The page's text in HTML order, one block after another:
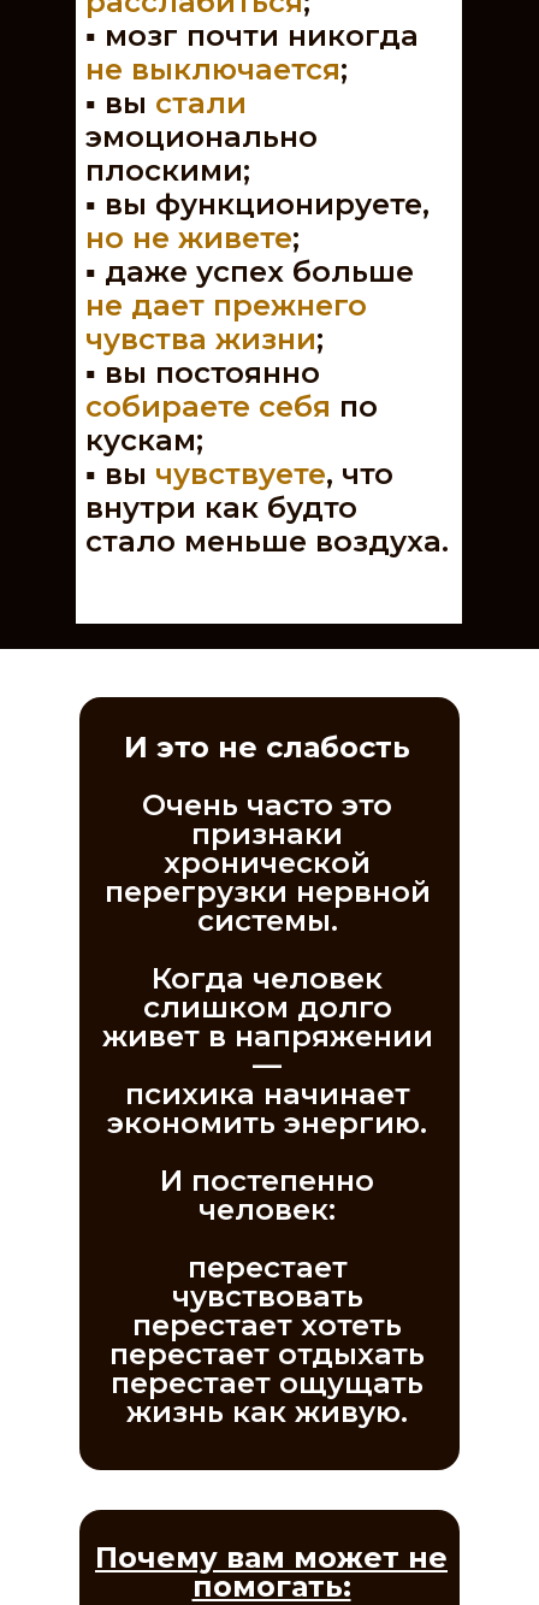
▪️ мозг почти никогда
не выключается;
▪️ вы стали
эмоционально
плоскими;
▪️ вы функционируете,
но не живете;
▪️ даже успех больше
не дает прежнего
чувства жизни;
▪️ вы постоянно
собираете себя по
кускам;
▪️ вы чувствуете, что
внутри как будто
стало меньше воздуха.
И это не слабость
Очень часто это
признаки
хронической
перегрузки нервной
системы.
Когда человек
слишком долго
живет в напряжении
—
психика начинает
экономить энергию.
И постепенно
человек:
перестает
чувствовать
перестает хотеть
перестает отдыхать
перестает ощущать
жизнь как живую.
Почему вам может не
помогать: